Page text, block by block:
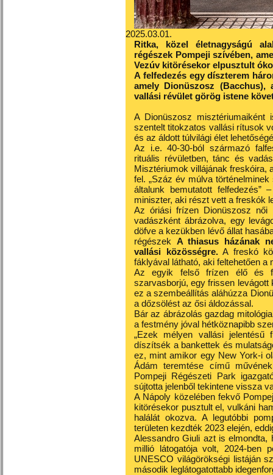
2025.03.01.
Ritka, közel életnagyságú
régészek Pompeji szívében,
Vezúv kitörésekor elpusztult
A felfedezés egy díszterem
amely Dionüszosz
vallási révület görög istene
A Dionüszosz misztériumaiként
szentelt titokzatos vallási rítusok
és az áldott túlvilági élet
Az i.e. 40-30-ból származó
rituális révületben, tánc és
Misztériumok villájának freskóira,
fel. „Száz év múlva
általunk bemutatott felfedezés”
miniszter, aki részt vett a freskók
Az óriási frízen Dionüszosz női
vadászként ábrázolva, egy
döfve a kezükben lévő állat
régészek A thiasus házának
vallási közösségre.A freskó
fáklyával látható, aki feltehetően
Az egyik felső frízen élő és
szarvasborjú, egy frissen
ez a szembeállítás aláhúzza
a dőzsölést az ősi áldozással.
Bár az ábrázolás gazdag
a festmény jóval hétköznapibb
„Ezek mélyen vallási
díszítsék a bankettek és
ez, mint amikor egy New York-i
Ádám teremtése című
Pompeji Régészeti Park
sújtotta jelenből tekintene vissza
A Nápoly közelében fekvő
kitörésekor pusztult el, vulkáni
halálát okozva. A legutóbbi
területen kezdték 2023 elején,
Alessandro Giuli azt is elmondta,
millió látogatója volt, 2024-ben
UNESCO világörökségi listáján
második leglátogatottabb